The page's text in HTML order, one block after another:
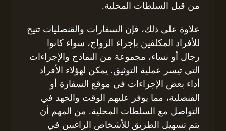
من قبل السلطات المحلية.
علاوة على ذلك، فإن السفارات والقنصليات تتيح
للأفراد المكلفين بإجراء الزواج، سواء كانوا
رجال أو نساء، مجموعة من النماذج والإجراءات
التي تيسر عملية التوثيق. يمكن لهؤلاء الأفراد
أداء بعض الإجراءات في موقع السفارة أو
القنصلية، مما يوفر عليهم الوقت والجهد في
التواصل مع السلطات المحلية. من المهم أن
يتم تسهيل الطريق للأشخاص الراغبين في